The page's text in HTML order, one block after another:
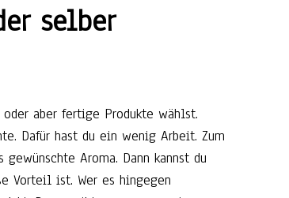
selber
aber fertige Produkte wählst.
Dafür hast du ein wenig Arbeit. Zum
Aroma. Dann kannst du
Vorteil ist. Wer es hingegen